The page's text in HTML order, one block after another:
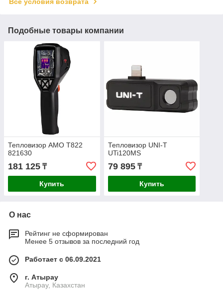
Подобные товары компании
Тепловизор AMO T822
821630
181 125 ₸
Купить
Тепловизор UNI-T
UTi120MS
79 895₸
Купить
О нас
Рейтинг не сформирован
Менее 5 отзывов за последний год
Работает с 06.09.2021
г. Атырау
Атырау, Казахстан